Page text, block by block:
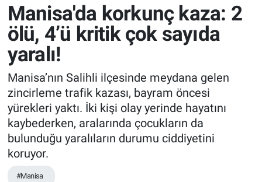
Manisa'da korkunç kaza: 2
ölü, 4’ü kritik çok sayıda
yaralı!
Manisa’nın Salihli ilçesinde meydana gelen
zincirleme trafik kazası, bayram öncesi
yürekleri yaktı. İki kişi olay yerinde hayatını
kaybederken, aralarında çocukların da
bulunduğu yaralıların durumu ciddiyetini
koruyor.
#Manisa
DİYARBAKIR
EKONOMİ
BÖLGE
DÜNYA
KÜLTÜR SANAT
Namaz Vakitleri
Trafik Durumu
Tüm Manşetler
Son Dakika Haberleri
Haber Arşivi